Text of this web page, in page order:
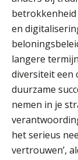
en
langere
diversiteit een
duurzame
nemen in je
het serieus
vertrouwen’,
‘s-